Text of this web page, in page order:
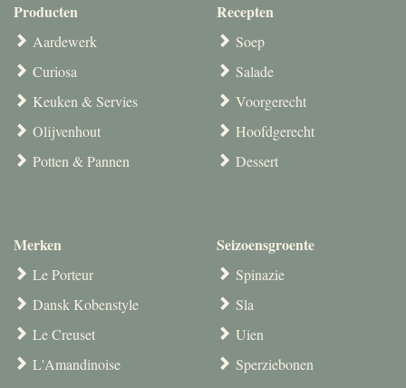
Producten
Aardewerk
Curiosa
Keuken & Servies
Olijvenhout
Potten & Pannen
Merken
Le Porteur
Dansk Kobenstyle
Le Creuset
L'Amandinoise
Recepten
Soep
Salade
Voorgerecht
Hoofdgerecht
Dessert
Seizoensgroente
Spinazie
Sla
Uien
Sperziebonen